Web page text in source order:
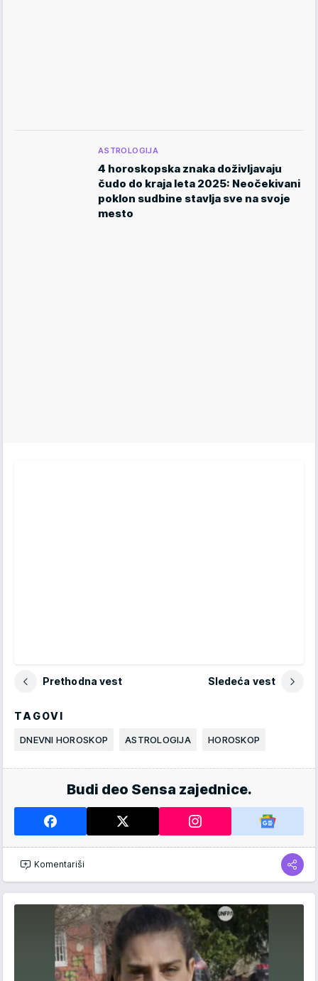
ASTROLOGIJA
4 horoskopska znaka doživljavaju
čudo do kraja leta 2025: Neočekivani
poklon sudbine stavlja sve na svoje
mesto
Prethodna vest Sledeća vest
TAGOVI
DNEVNI HOROSKOP ASTROLOGIJA HOROSKOP
Budi deo Sensa zajednice.
Komentariši